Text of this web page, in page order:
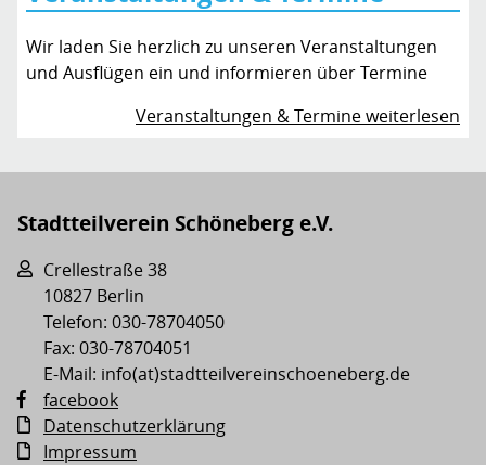
Wir laden Sie herzlich zu unseren Veranstaltungen
und Ausflügen ein und informieren über Termine
Veranstaltungen & Termine weiterlesen
Stadtteilverein Schöneberg e.V.
Crellestraße 38
10827 Berlin
Telefon: 030-78704050
Fax: 030-78704051
E-Mail: info(at)stadtteilvereinschoeneberg.de
facebook
Datenschutzerklärung
Impressum